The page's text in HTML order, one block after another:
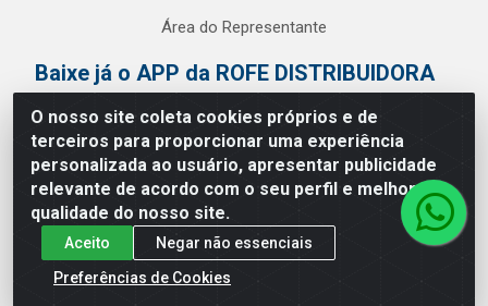
O nosso site coleta cookies próprios e de
terceiros para proporcionar uma experiência
personalizada ao usuário, apresentar publicidade
relevante de acordo com o seu perfil e melhorar a
qualidade do nosso site.
Aceito
Negar não essenciais
Preferências de Cookies
Área do Representante
Baixe já o APP da ROFE DISTRIBUIDORA